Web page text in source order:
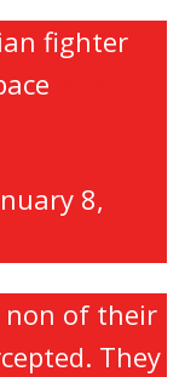
fighter
8,
non of their
They